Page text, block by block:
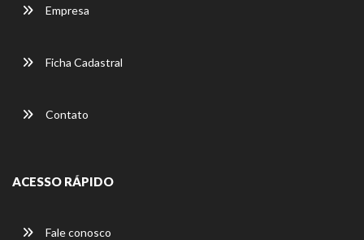
Empresa
Ficha Cadastral
Contato
ACESSO RÁPIDO
Fale conosco